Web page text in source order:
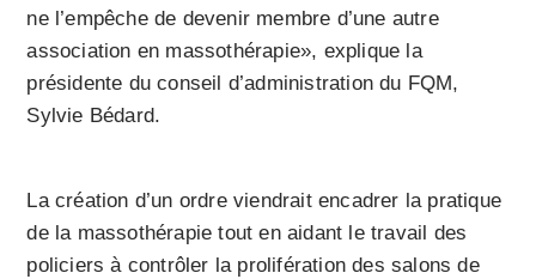
ne l’empêche de devenir membre d’une autre
association en massothérapie», explique la
présidente du conseil d’administration du FQM,
Sylvie Bédard.
La création d’un ordre viendrait encadrer la pratique
de la massothérapie tout en aidant le travail des
policiers à contrôler la prolifération des salons de